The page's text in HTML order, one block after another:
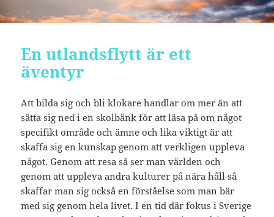
En utlandsflytt är ett
äventyr
Att bilda sig och bli klokare handlar om mer än att
sätta sig ned i en skolbänk för att läsa på om något
specifikt område och ämne och lika viktigt är att
skaffa sig en kunskap genom att verkligen uppleva
något. Genom att resa så ser man världen och
genom att uppleva andra kulturer på nära håll så
skaffar man sig också en förståelse som man bär
med sig genom hela livet. I en tid där fokus i Sverige